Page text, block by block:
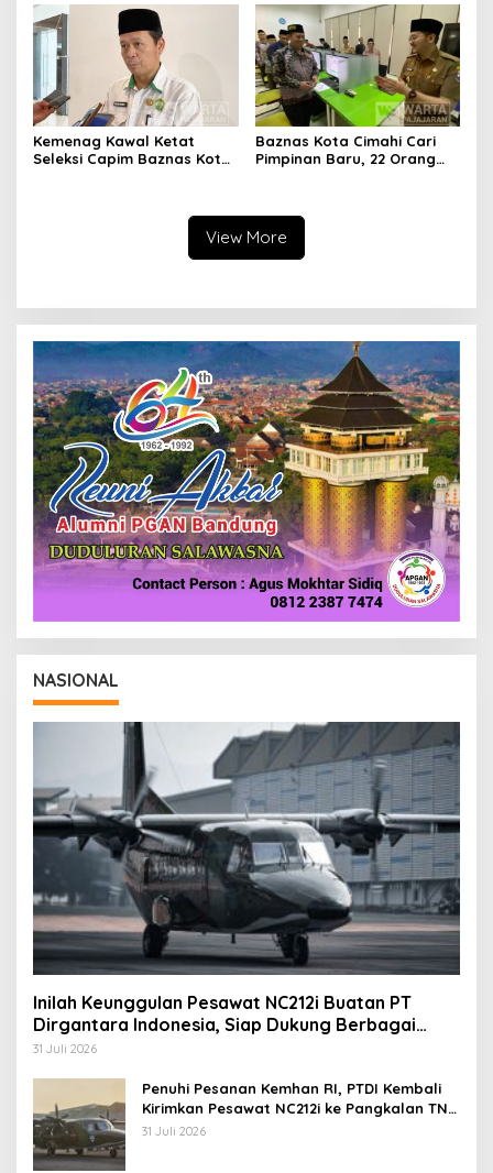
Kemenag Kawal Ketat
Seleksi Capim Baznas Kota
Baznas Kota Cimahi Cari
Pimpinan Baru, 22 Orang
View More
NASIONAL
Inilah Keunggulan Pesawat NC212i Buatan PT
Dirgantara Indonesia, Siap Dukung Berbagai
Operasi TNI
31 Juli 2026
Penuhi Pesanan Kemhan RI, PTDI Kembali
Kirimkan Pesawat NC212i ke Pangkalan TNI
AU
31 Juli 2026